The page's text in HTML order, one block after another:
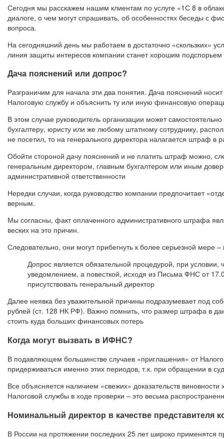
Сегодня мы расскажем нашим клиентам по услуге «1С 8 в
диалоге, о чем могут спрашивать, об особенностях беседы с
вопроса.
На сегодняшний день мы работаем в достаточно «скользких»
линия защиты интересов компании станет хорошим
Дача пояснений или допрос?
Разграничим для начала эти два понятия. Дача пояснений
Налоговую службу и объяснить ту или иную финансовую
В этом случае руководитель организации может
бухгалтеру, юристу или же любому штатному сотруднику,
не посетил, то на генерального директора налагается штраф
Обойти стороной дачу пояснений и не платить штраф можно,
генеральным директором, главным бухгалтером или иным
административной ответственности
Нередки случаи, когда руководство компании предпочитает
верным.
Мы согласны, факт оплаченного административного штрафа
веских на это причин.
Следовательно, они могут прибегнуть к более серьезной мере
Допрос является обязательной процедурой, при
уведомлением, а повесткой, исходя из Письма ФНС от
присутствовать генеральный директор
Далее неявка без уважительной причины подразумевает под
рублей (ст. 128 НК РФ). Важно помнить, что размер штрафа в
стоить куда больших финансовых потерь
Когда могут вызвать в ИФНС?
В подавляющем большинстве случаев «приглашения» от
придерживаться именно этих периодов, т.к. при обращении в
Все объясняется наличием «свежих» доказательств
Налоговой службы в ходе проверки – это весьма
Номинальный директор в качестве представителя
В России на протяжении последних 25 лет широко применятся